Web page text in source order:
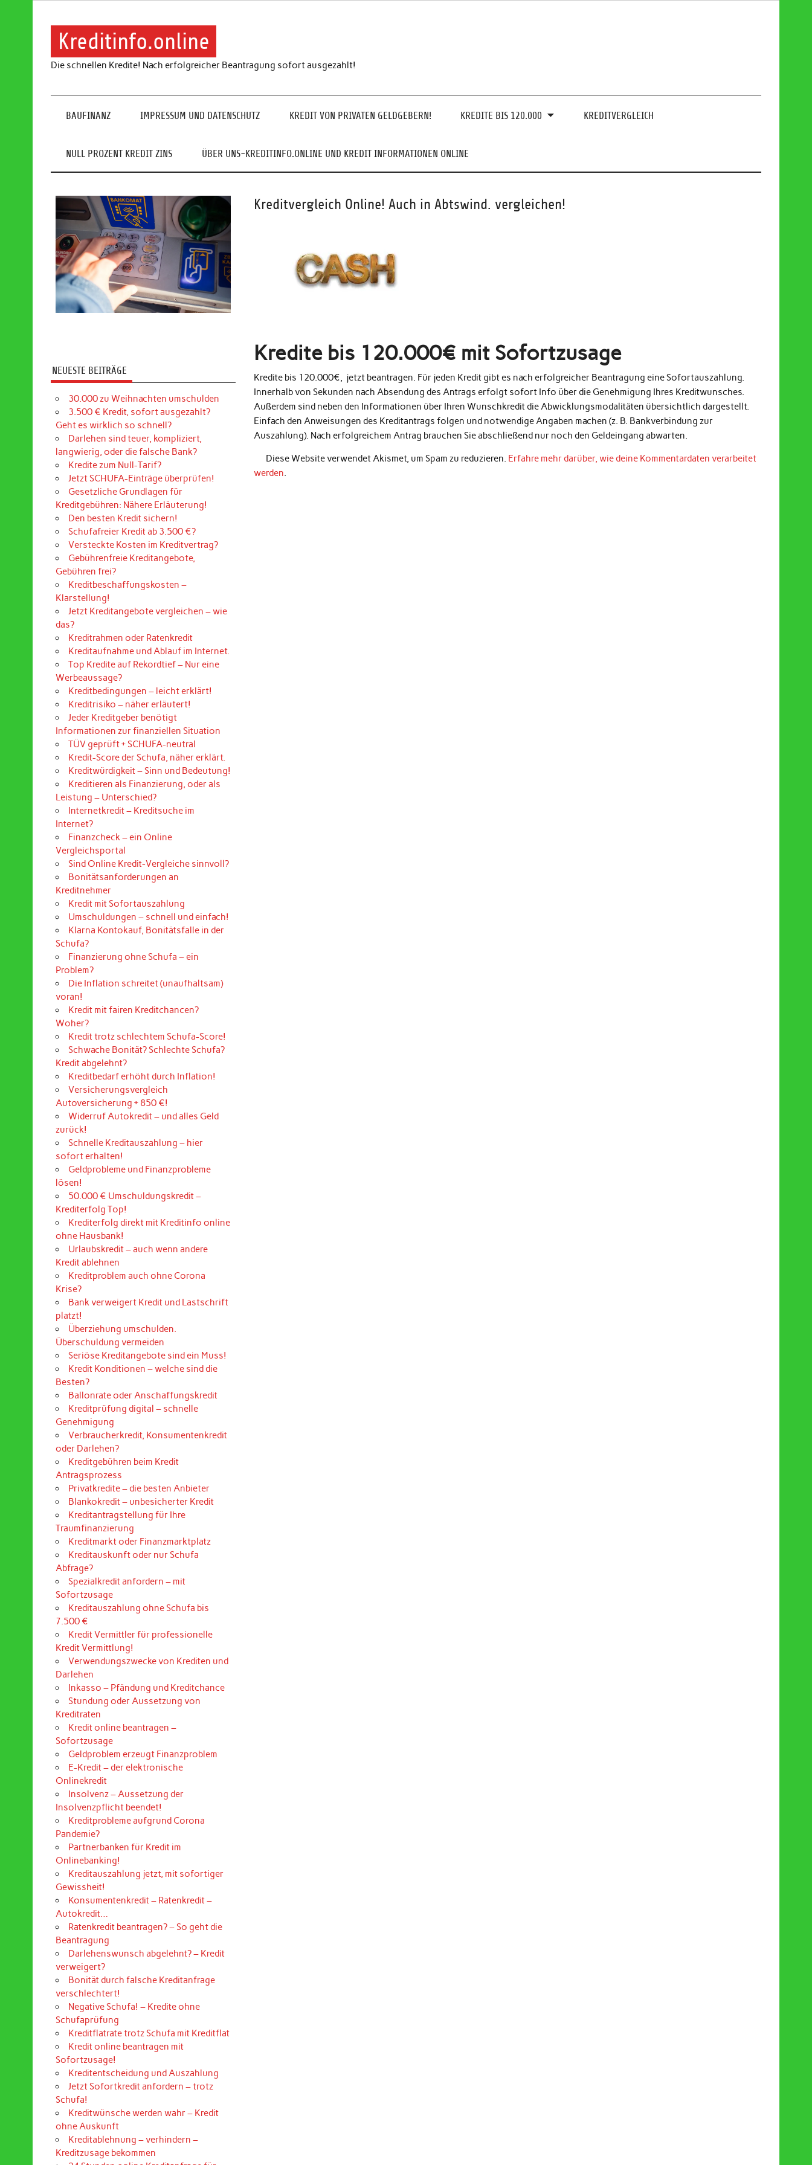
Kreditinfo.online
Die schnellen Kredite! Nach erfolgreicher Beantragung sofort ausgezahlt!
BAUFINANZ IMPRESSUM UND DATENSCHUTZ KREDIT VON PRIVATEN GELDGEBERN! KREDITE BIS 120.000 KREDITVERGLEICH
NULL PROZENT KREDIT ZINS ÜBER UNS-KREDITINFO.ONLINE UND KREDIT INFORMATIONEN ONLINE
Kreditvergleich Online! Auch in Abtswind. vergleichen!
Kredite bis 120.000€ mit Sofortzusage
Kredite bis 120.000€, jetzt beantragen. Für jeden Kredit gibt es nach erfolgreicher Beantragung eine Sofortauszahlung.
Innerhalb von Sekunden nach Absendung des Antrags erfolgt sofort Info über die Genehmigung Ihres Kreditwunsches.
Außerdem sind neben den Informationen über Ihren Wunschkredit die Abwicklungsmodalitäten übersichtlich dargestellt.
Einfach den Anweisungen des Kreditantrags folgen und notwendige Angaben machen (z. B. Bankverbindung zur
Auszahlung). Nach erfolgreichem Antrag brauchen Sie abschließend nur noch den Geldeingang abwarten.
Diese Website verwendet Akismet, um Spam zu reduzieren. Erfahre mehr darüber, wie deine Kommentardaten verarbeitet
werden.
NEUESTE BEITRÄGE
30.000 zu Weihnachten umschulden
3.500 € Kredit, sofort ausgezahlt?
Geht es wirklich so schnell?
Darlehen sind teuer, kompliziert,
langwierig, oder die falsche Bank?
Kredite zum Null-Tarif?
Jetzt SCHUFA-Einträge überprüfen!
Gesetzliche Grundlagen für
Kreditgebühren: Nähere Erläuterung!
Den besten Kredit sichern!
Schufafreier Kredit ab 3.500 €?
Versteckte Kosten im Kreditvertrag?
Gebührenfreie Kreditangebote,
Gebühren frei?
Kreditbeschaffungskosten –
Klarstellung!
Jetzt Kreditangebote vergleichen – wie
das?
Kreditrahmen oder Ratenkredit
Kreditaufnahme und Ablauf im Internet.
Top Kredite auf Rekordtief – Nur eine
Werbeaussage?
Kreditbedingungen – leicht erklärt!
Kreditrisiko – näher erläutert!
Jeder Kreditgeber benötigt
Informationen zur finanziellen Situation
TÜV geprüft + SCHUFA-neutral
Kredit-Score der Schufa, näher erklärt.
Kreditwürdigkeit – Sinn und Bedeutung!
Kreditieren als Finanzierung, oder als
Leistung – Unterschied?
Internetkredit – Kreditsuche im
Internet?
Finanzcheck – ein Online
Vergleichsportal
Sind Online Kredit-Vergleiche sinnvoll?
Bonitätsanforderungen an
Kreditnehmer
Kredit mit Sofortauszahlung
Umschuldungen – schnell und einfach!
Klarna Kontokauf, Bonitätsfalle in der
Schufa?
Finanzierung ohne Schufa – ein
Problem?
Die Inflation schreitet (unaufhaltsam)
voran!
Kredit mit fairen Kreditchancen?
Woher?
Kredit trotz schlechtem Schufa-Score!
Schwache Bonität? Schlechte Schufa?
Kredit abgelehnt?
Kreditbedarf erhöht durch Inflation!
Versicherungsvergleich
Autoversicherung + 850 €!
Widerruf Autokredit – und alles Geld
zurück!
Schnelle Kreditauszahlung – hier
sofort erhalten!
Geldprobleme und Finanzprobleme
lösen!
50.000 € Umschuldungskredit –
Krediterfolg Top!
Krediterfolg direkt mit Kreditinfo online
ohne Hausbank!
Urlaubskredit – auch wenn andere
Kredit ablehnen
Kreditproblem auch ohne Corona
Krise?
Bank verweigert Kredit und Lastschrift
platzt!
Überziehung umschulden.
Überschuldung vermeiden
Seriöse Kreditangebote sind ein Muss!
Kredit Konditionen – welche sind die
Besten?
Ballonrate oder Anschaffungskredit
Kreditprüfung digital – schnelle
Genehmigung
Verbraucherkredit, Konsumentenkredit
oder Darlehen?
Kreditgebühren beim Kredit
Antragsprozess
Privatkredite – die besten Anbieter
Blankokredit – unbesicherter Kredit
Kreditantragstellung für Ihre
Traumfinanzierung
Kreditmarkt oder Finanzmarktplatz
Kreditauskunft oder nur Schufa
Abfrage?
Spezialkredit anfordern – mit
Sofortzusage
Kreditauszahlung ohne Schufa bis
7.500 €
Kredit Vermittler für professionelle
Kredit Vermittlung!
Verwendungszwecke von Krediten und
Darlehen
Inkasso – Pfändung und Kreditchance
Stundung oder Aussetzung von
Kreditraten
Kredit online beantragen –
Sofortzusage
Geldproblem erzeugt Finanzproblem
E-Kredit – der elektronische
Onlinekredit
Insolvenz – Aussetzung der
Insolvenzpflicht beendet!
Kreditprobleme aufgrund Corona
Pandemie?
Partnerbanken für Kredit im
Onlinebanking!
Kreditauszahlung jetzt, mit sofortiger
Gewissheit!
Konsumentenkredit – Ratenkredit –
Autokredit…
Ratenkredit beantragen? – So geht die
Beantragung
Darlehenswunsch abgelehnt? – Kredit
verweigert?
Bonität durch falsche Kreditanfrage
verschlechtert!
Negative Schufa! – Kredite ohne
Schufaprüfung
Kreditflatrate trotz Schufa mit Kreditflat
Kredit online beantragen mit
Sofortzusage!
Kreditentscheidung und Auszahlung
Jetzt Sofortkredit anfordern – trotz
Schufa!
Kreditwünsche werden wahr – Kredit
ohne Auskunft
Kreditablehnung – verhindern –
Kreditzusage bekommen